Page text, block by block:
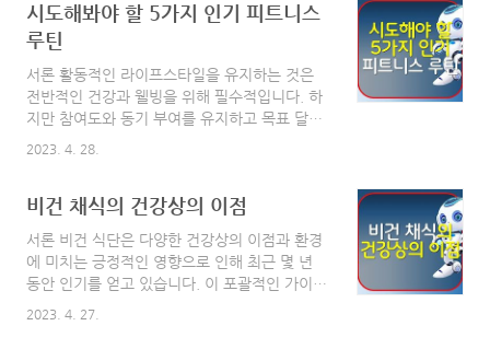
있습니다. 목차 효과적인 체중 감량을 위한 10
가지 운동 체중 감량은 많은 사람이 공유하는 목
다. 규칙적인 운동을 일상생활에 포함시키는 것
은 칼로리를 소모하고 근육을 키우는 데 필수적
이며, 두 가지 모두 군살을 빼는 데 도움이 됩니
다. 이 종합 가이드에서는 효과적인 체중 감량을
합니다. 1. 고강..
시도해봐야 할 5가지 인기 피트니스
루틴
서론 활동적인 라이프스타일을 유지하는 것은
전반적인 건강과 웰빙을 위해 필수적입니다. 하
지만 참여도와 동기 부여를 유지하고 목표 달성
목표에 맞는 루틴을 찾는 것이 중요합니다. 이
는 인기 있는 피트니스 루틴 5가지를 소개합니
다. 이러한 다양한 루틴을 시도해 보면 신체적,
정신적으로 다양한 이점을 경험할 수 있으며, 궁
극적으로 더욱 균형 잡히고 만족스러운 피트니
2023. 4. 28.
비건 채식의 건강상의 이점
서론 비건 식단은 다양한 건강상의 이점과 환경
에 미치는 긍정적인 영향으로 인해 최근 몇 년
동안 인기를 얻고 있습니다. 이 포괄적인 가이드
2023. 4. 27.